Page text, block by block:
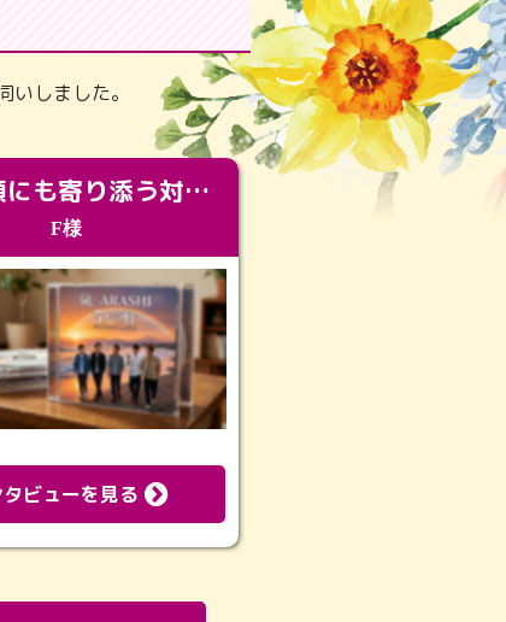
しました。
急な依頼にも寄り添う対応。メモリアルコーナーで振り返る大切な日々
F様
ビューを見る